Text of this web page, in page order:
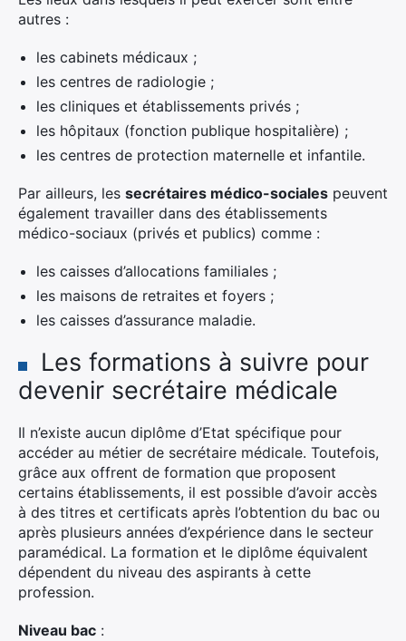
autres :
les cabinets médicaux ;
les centres de radiologie ;
les cliniques et établissements privés ;
les hôpitaux (fonction publique hospitalière) ;
les centres de protection maternelle et infantile.
Par ailleurs, les secrétaires médico-sociales peuvent
également travailler dans des établissements
médico-sociaux (privés et publics) comme :
les caisses d’allocations familiales ;
les maisons de retraites et foyers ;
les caisses d’assurance maladie.
Les formations à suivre pour
devenir secrétaire médicale
Il n’existe aucun diplôme d’Etat spécifique pour
accéder au métier de secrétaire médicale. Toutefois,
grâce aux offrent de formation que proposent
certains établissements, il est possible d’avoir accès
à des titres et certificats après l’obtention du bac ou
après plusieurs années d’expérience dans le secteur
paramédical. La formation et le diplôme équivalent
dépendent du niveau des aspirants à cette
profession.
Niveau bac :